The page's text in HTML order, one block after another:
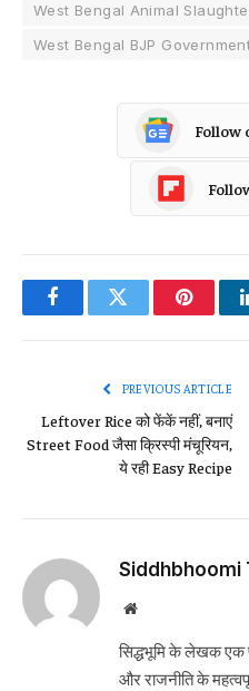
West Bengal Animal
West Bengal BJP
Follow
FacebookTwitter
PREVIOUS ARTICLE
Leftover Rice को फेंकें नहीं, बनाएं
Street Food जैसा क्रिस्पी मंचूरियन,
ये रही Easy Recipe
Siddhbhoomi
Website
सिद्धभूमि के लेखक एक
और राजनीति के